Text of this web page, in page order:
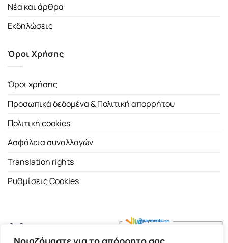
Νέα και άρθρα
Εκδηλώσεις
Όροι Χρήσης
Όροι χρήσης
Προσωπικά δεδομένα & Πολιτική απορρήτου
Πολιτική cookies
Ασφάλεια συναλλαγών
Translation rights
Ρυθμίσεις Cookies